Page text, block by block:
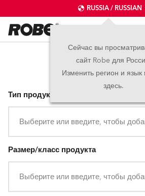
RUSSIA / RUSSIAN
Сейчас вы
сайт Robe для
Изменить регион и
здесь.
Тип продукта
Выберите или введите, чтобы
Размер/класс продукта
Выберите или введите, чтобы